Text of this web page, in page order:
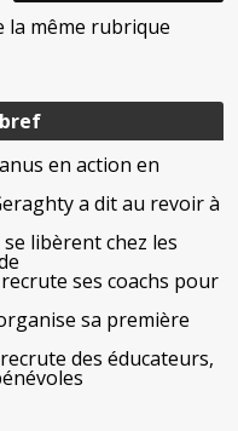
en action en
a dit au revoir à
libèrent chez les
ses coachs pour
sa première
des éducateurs,
la même rubrique